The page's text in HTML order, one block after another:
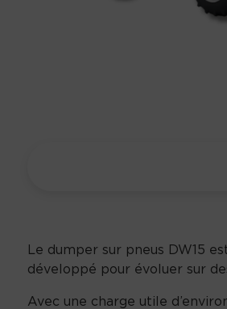
Le dumper sur pneus DW15
développé pour évoluer sur
Avec une charge utile